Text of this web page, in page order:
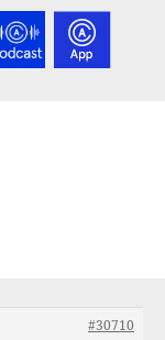
#30710